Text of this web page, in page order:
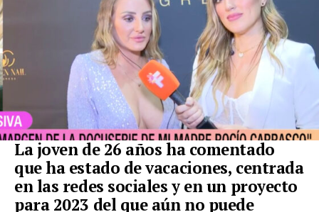
La joven de 26 años ha comentado
que ha estado de vacaciones, centrada
en las redes socialesy en un proyecto
para 2023 del que aún no puede